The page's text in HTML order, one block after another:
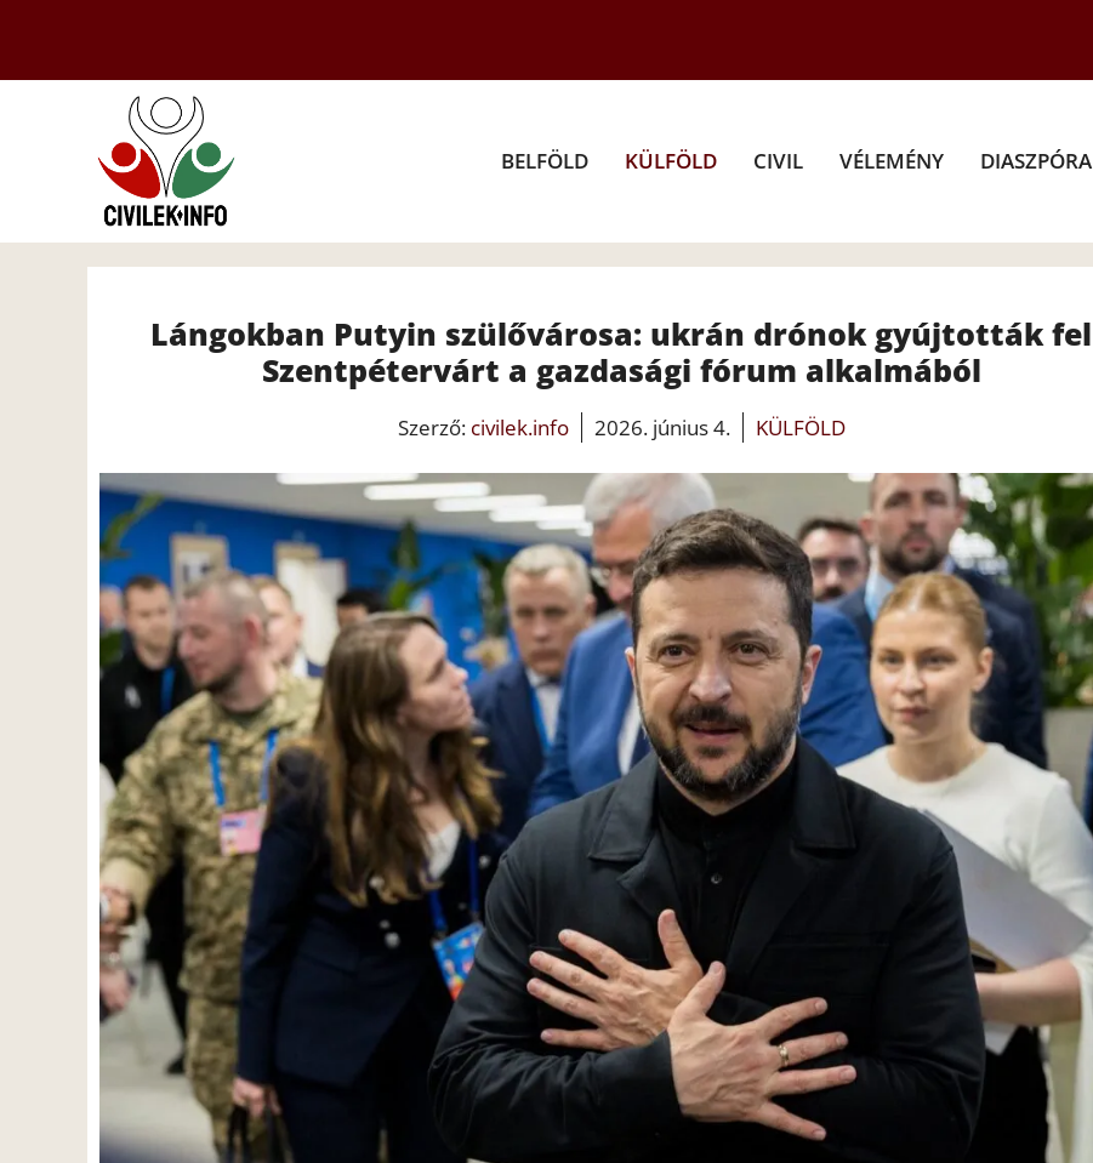
tartalomba
BELFÖLD KÜLFÖLD CIVIL VÉLEMÉNY DIASZPÓRA
Lángokban Putyin szülővárosa: ukrán drónok gyújtották fel
Szentpétervárt a gazdasági fórum alkalmából
Szerző: civilek.info 2026. június 4. KÜLFÖLD